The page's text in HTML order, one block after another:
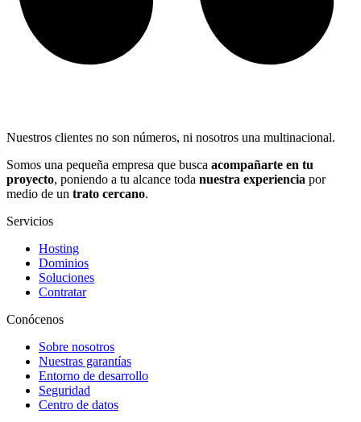
Nuestros clientes no son números, ni nosotros una multinacional.
Somos una pequeña empresa que busca acompañarte en tu
proyecto, poniendo a tu alcance toda nuestra experiencia por
medio de un trato cercano.
Servicios
Hosting
Dominios
Soluciones
Contratar
Conócenos
Sobre nosotros
Nuestras garantías
Entorno de desarrollo
Seguridad
Centro de datos